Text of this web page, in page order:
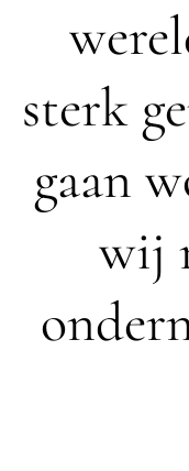
sterk
gaan
wij